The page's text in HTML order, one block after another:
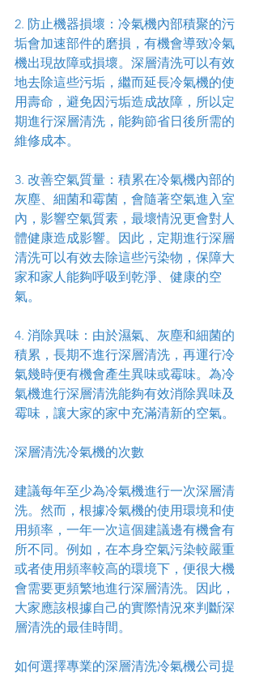
2. 防止機器損壞：冷氣機內部積聚的污
垢會加速部件的磨損，有機會導致冷氣
機出現故障或損壞。深層清洗可以有效
地去除這些污垢，繼而延長冷氣機的使
用壽命，避免因污垢造成故障，所以定
期進行深層清洗，能夠節省日後所需的
維修成本。
3. 改善空氣質量：積累在冷氣機內部的
灰塵、細菌和霉菌，會隨著空氣進入室
內，影響空氣質素，最壞情況更會對人
體健康造成影響。因此，定期進行深層
清洗可以有效去除這些污染物，保障大
家和家人能夠呼吸到乾淨、健康的空
氣。
4. 消除異味：由於濕氣、灰塵和細菌的
積累，長期不進行深層清洗，再運行冷
氣幾時便有機會產生異味或霉味。為冷
氣機進行深層清洗能夠有效消除異味及
霉味，讓大家的家中充滿清新的空氣。
深層清洗冷氣機的次數
建議每年至少為冷氣機進行一次深層清
洗。然而，根據冷氣機的使用環境和使
用頻率，一年一次這個建議邊有機會有
所不同。例如，在本身空氣污染較嚴重
或者使用頻率較高的環境下，便很大機
會需要更頻繁地進行深層清洗。因此，
大家應該根據自己的實際情況來判斷深
層清洗的最佳時間。
如何選擇專業的深層清洗冷氣機公司提